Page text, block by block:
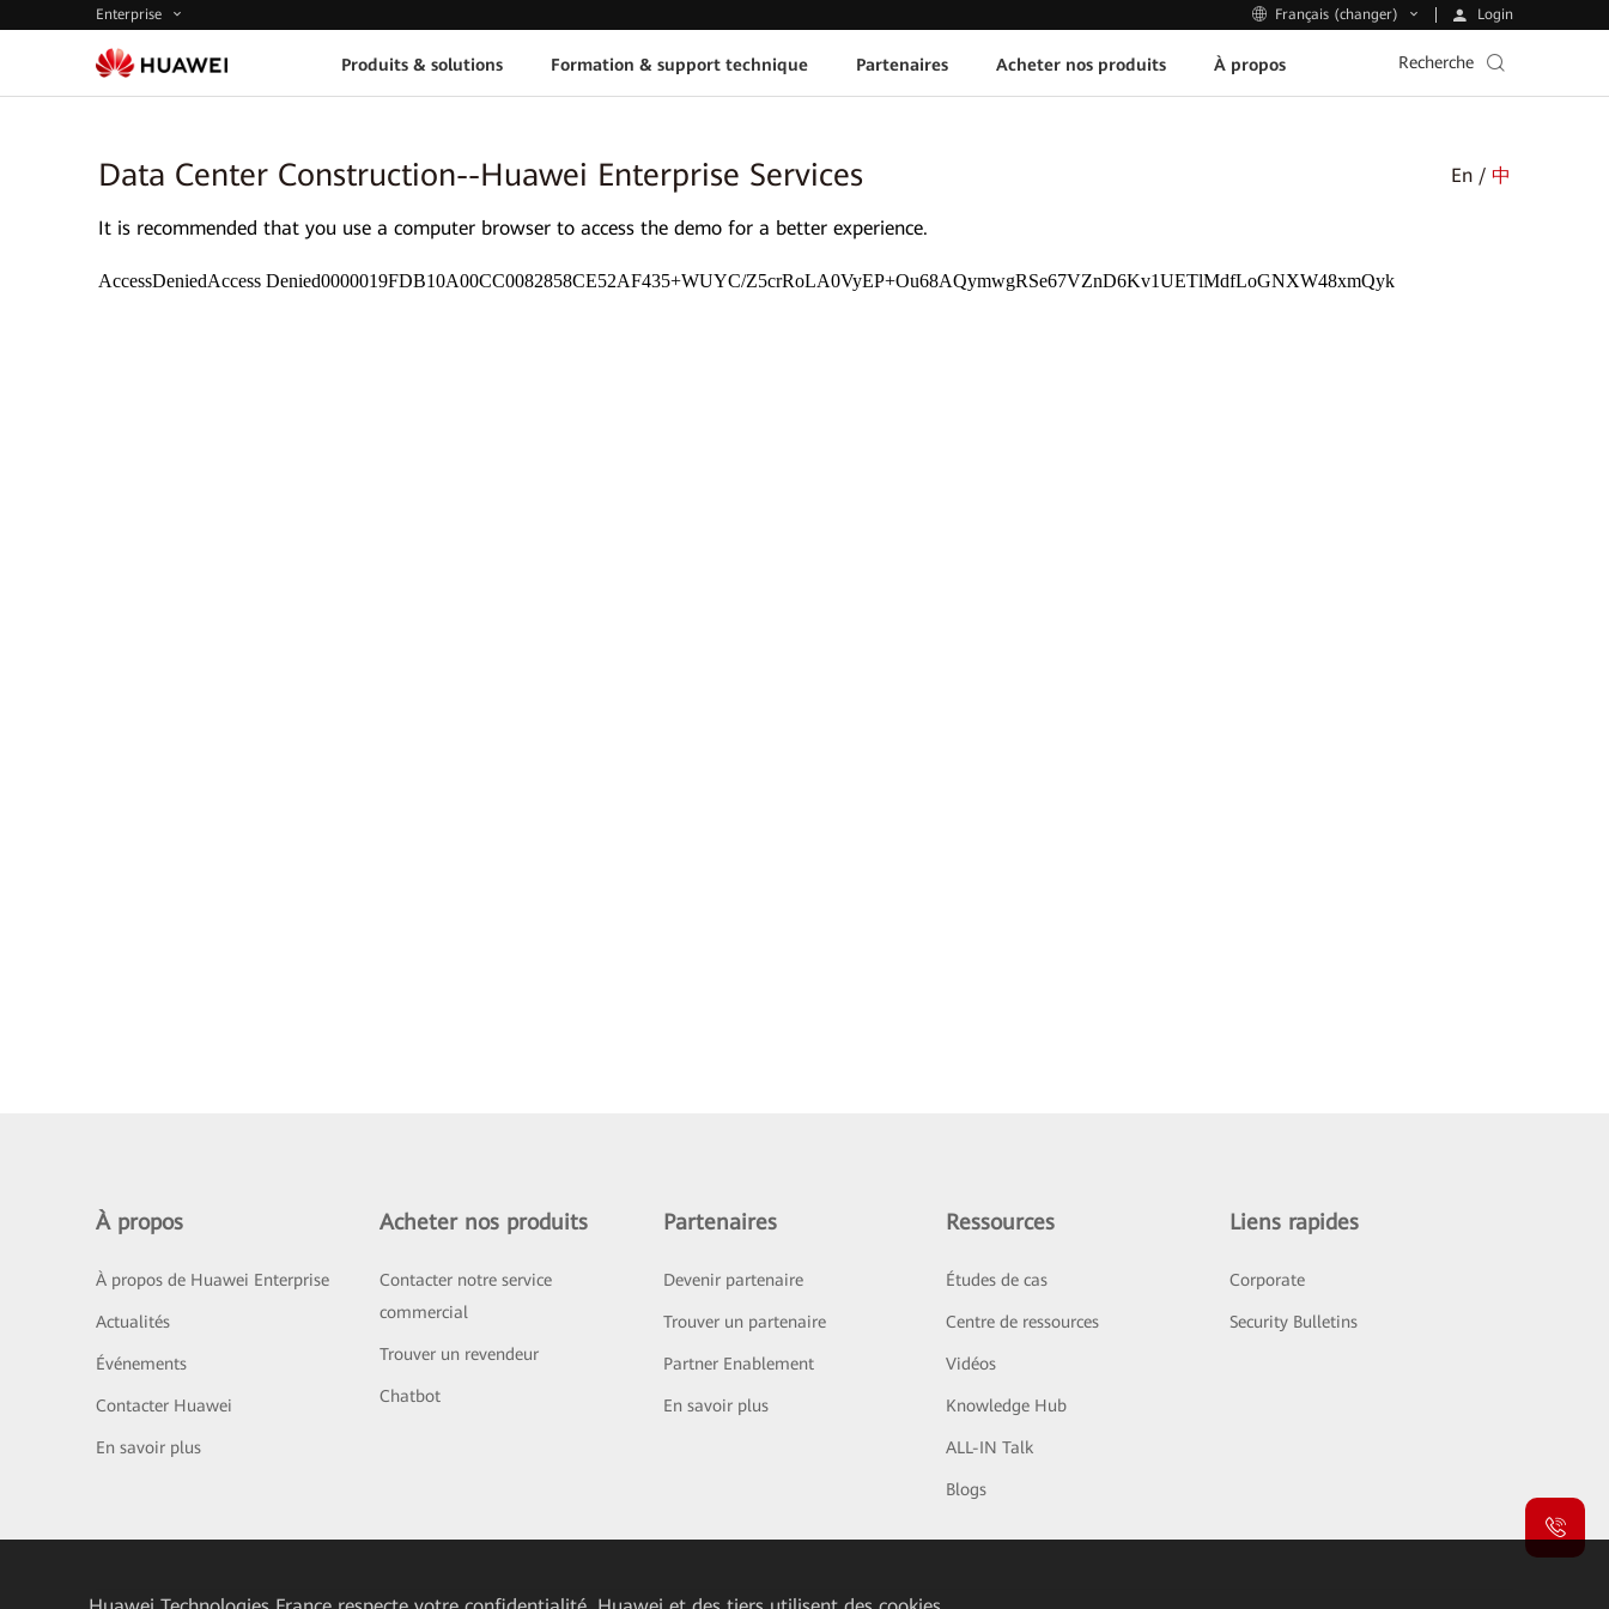
Enterprise Français (changer) Login
Produits & solutions Formation & support technique Partenaires Acheter nos produits À propos Recherche
Data Center Construction--Huawei Enterprise Services En /中
It is recommended that you use a computer browser to access the demo for a better experience.
À propos
À propos de Huawei Enterprise
Actualités
Événements
Contacter Huawei
En savoir plus
Acheter nos produits
Contacter notre service
commercial
Trouver un revendeur
Chatbot
Partenaires
Devenir partenaire
Trouver un partenaire
Partner Enablement
En savoir plus
Ressources
Études de cas
Centre de ressources
Vidéos
Knowledge Hub
ALL-IN Talk
Blogs
Liens rapides
Corporate
Security Bulletins